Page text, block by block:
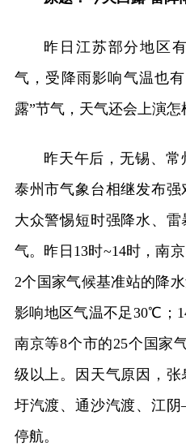
昨日江苏部分地区
气，受降雨影响气温也
露”节气，天气还会上演怎
昨天午后，无锡、常
泰州市气象台相继发布
大众警惕短时强降水、
气。昨日13时~14时，南
2个国家气候基准站的降
影响地区气温不足30℃；
南京等8个市的25个国家
级以上。因天气原因，
圩汽渡、通沙汽渡、江
停航。